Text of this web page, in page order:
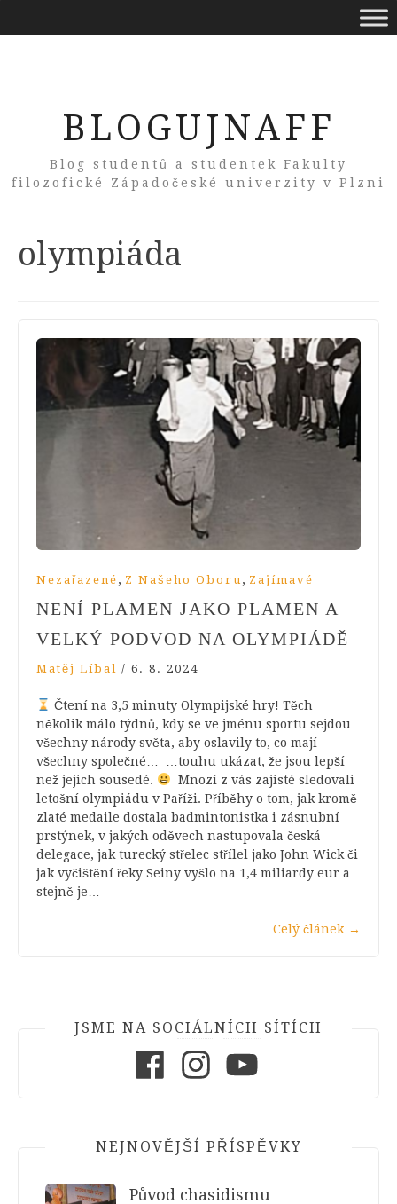
BLOGUJNAFF
Blog studentů a studentek Fakulty
filozofické Západočeské univerzity v Plzni
Tag:
olympiáda
Nezařazené , Z Našeho Oboru , Zajímavé
NENÍ PLAMEN JAKO PLAMEN A
VELKÝ PODVOD NA OLYMPIÁDĚ
Matěj Líbal / 6. 8. 2024
Čtení na 3,5 minuty Olympijské hry! Těch
několik málo týdnů, kdy se ve jménu sportu sejdou
všechny národy světa, aby oslavily to, co mají
všechny společné… …touhu ukázat, že jsou lepší
než jejich sousedé.
Mnozí z vás zajisté sledovali
letošní olympiádu v Paříži. Příběhy o tom, jak kromě
zlaté medaile dostala badmintonistka i zásnubní
prstýnek, v jakých oděvech nastupovala česká
delegace, jak turecký střelec střílel jako John Wick či
jak vyčištění řeky Seiny vyšlo na 1,4 miliardy eur a
stejně je…
Celý článek →
JSME NA SOCIÁLNÍCH SÍTÍCH
NEJNOVĚJŠÍ PŘÍSPĚVKY
Původ chasidismu